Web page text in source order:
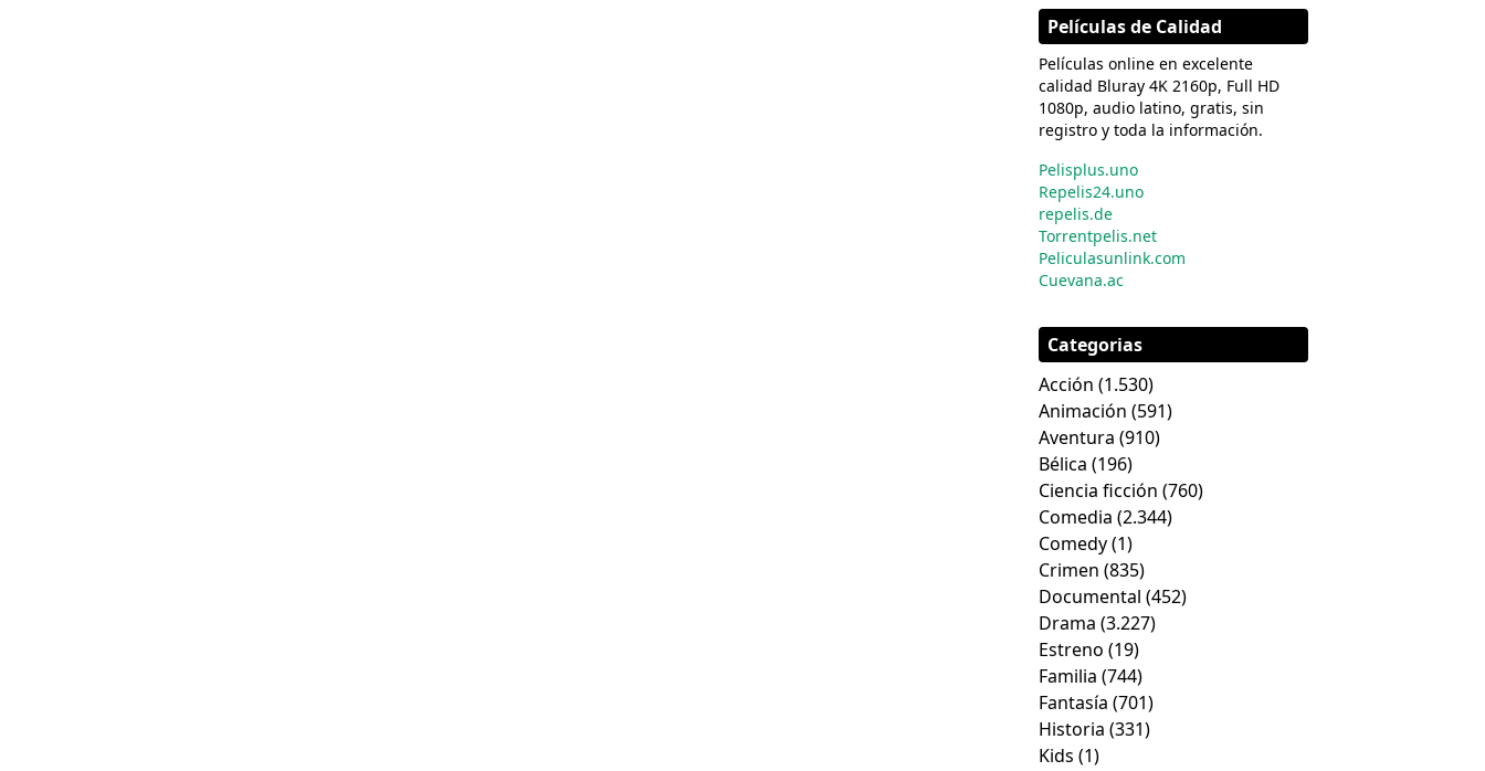
Películas de Calidad
Películas online en excelente
calidad Bluray 4K 2160p, Full HD
1080p, audio latino, gratis, sin
registro y toda la información.
Pelisplus.uno
Repelis24.uno
repelis.de
Torrentpelis.net
Peliculasunlink.com
Cuevana.ac
Categorias
Acción (1.530)
Animación (591)
Aventura (910)
Bélica (196)
Ciencia ficción (760)
Comedia (2.344)
Comedy(1)
Crimen (835)
Documental (452)
Drama (3.227)
Estreno (19)
Familia (744)
Fantasía (701)
Historia (331)
Kids (1)